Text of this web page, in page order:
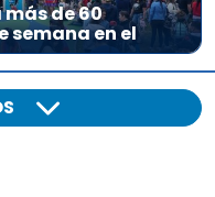
más de 60
semana en el